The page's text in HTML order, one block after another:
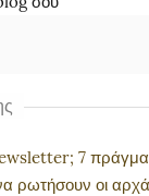
7
ρωτήσουν οι